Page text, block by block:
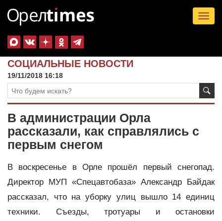
СОЦИАЛЬНЫЕ НОВОСТИ
19/11/2018 16:18
В администрации Орла
рассказали, как справлялись с
первым снегом
В воскресенье в Орле прошёл первый снегопад.
Директор МУП «Спецавтобаза» Александр Байдак
рассказал, что на уборку улиц вышло 14 единиц
техники. Съезды, тротуары и остановки